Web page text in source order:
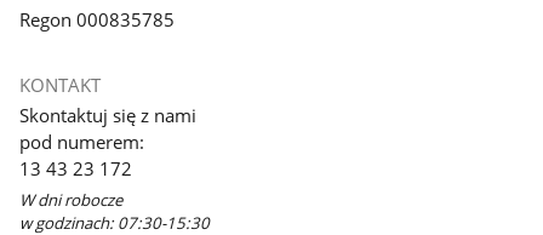
Regon 000835785
KONTAKT
Skontaktuj się z nami
pod numerem:
13 43 23 172
W dni robocze
w godzinach: 07:30-15:30